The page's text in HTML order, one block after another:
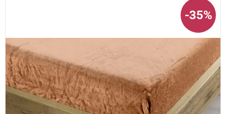
-35%